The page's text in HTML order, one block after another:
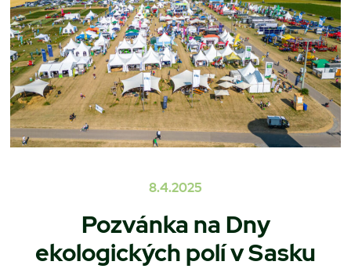
8.4.2025
Pozvánka na Dny
ekologických polí v Sasku